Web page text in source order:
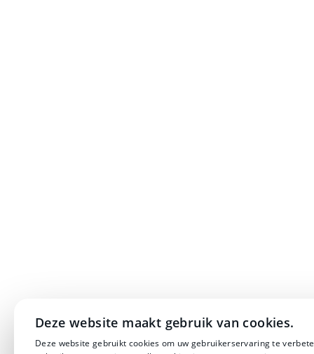
Deze website maakt gebruik van cookies.
Deze website gebruikt cookies om uw gebruikerservaring te